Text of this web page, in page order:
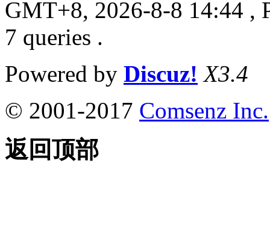
GMT+8, 2026-8-8 14:44 ,
7 queries .
Powered by Discuz! X3.4
© 2001-2017 Comsenz Inc.
返回顶部